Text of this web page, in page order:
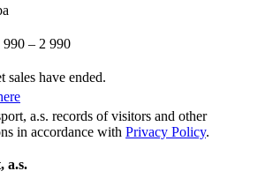
– 2 990
sales have ended.
a.s. records of visitors and other
in accordance with Privacy Policy.
a.s.